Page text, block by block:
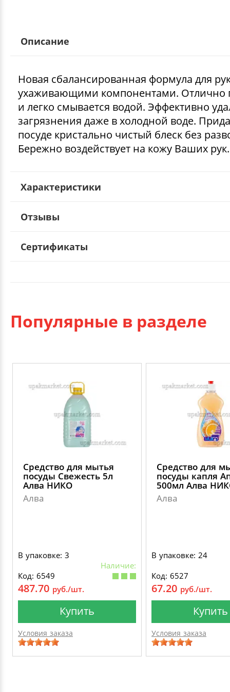
Описание
Новая сбалансированная формула для
ухаживающими компонентами. Отлично
и легко смывается водой. Эффективно
загрязнения даже в холодной воде.
посуде кристально чистый блеск без
Бережно воздействует на кожу Ваших рук.
Характеристики
Отзывы
Сертификаты
Популярные в разделе
Средство для мытья
посуды Свежесть 5л
Алва НИКО
Алва
В упаковке: 3
Наличие:
Код: 6549
487.70 руб./шт.
Купить
Условия заказа
Средство для
посуды капля
500мл Алва
Алва
В упаковке: 24
Код: 6527
67.20 руб./шт.
Купить
Условия заказа